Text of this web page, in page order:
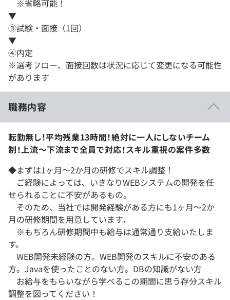
※省略可能！
▼
③試験・面接（1回）
▼
④内定
※選考フロー、面接回数は状況に応じて変更になる可能性
があります
職務内容
転勤無し！平均残業13時間！絶対に一人にしないチーム
制！上流～下流まで全員で対応！スキル重視の案件多数
◆まずは1ヶ月～2か月の研修でスキル調整！
ご経験によっては、いきなりWEBシステムの開発を任
せられることに不安があるもの。
そのため、当社では開発経験がある方にも1ヶ月～2か
月の研修期間を用意しています。
※もちろん研修期間中も給与は通常通り支給いたしま
す。
WEB開発未経験の方。WEB開発のスキルに不安のある
方。Javaを使ったことのない方。DBの知識がない方
お給与をもらいながら学べるこの期間に思う存分スキル
調整を図ってください！